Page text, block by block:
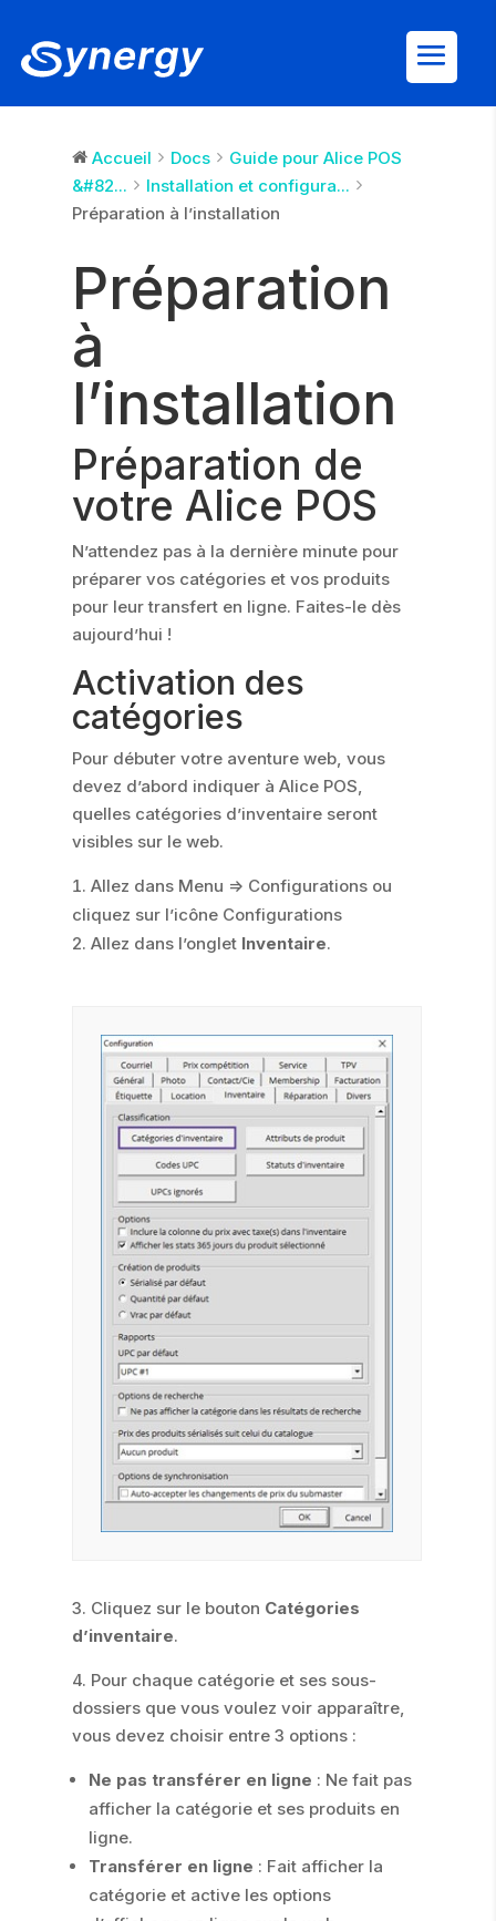
Accueil Docs
Guide pour Alice POS
&#82...
Installation et configura...
Préparation à l’installation
Préparation
à
l’installation
Préparation de
votre Alice POS
N’attendez pas à la dernière minute pour
préparer vos catégories et vos produits
pour leur transfert en ligne. Faites-le dès
aujourd’hui !
Activation des
catégories
Pour débuter votre aventure web, vous
devez d’abord indiquer à Alice POS,
quelles catégories d’inventaire seront
visibles sur le web.
Allez dans Menu => Configurations ou
cliquez sur l’icône Configurations
Allez dans l’onglet Inventaire.
3. Cliquez sur le bouton Catégories
d’inventaire.
4. Pour chaque catégorie et ses sous-
dossiers que vous voulez voir apparaître,
vous devez choisir entre 3 options :
Ne pas transférer en ligne : Ne fait pas
afficher la catégorie et ses produits en
ligne.
Transférer en ligne : Fait afficher la
catégorie et active les options